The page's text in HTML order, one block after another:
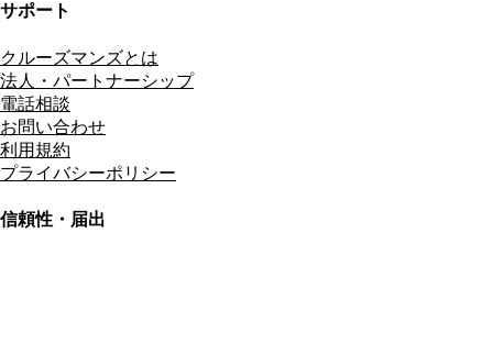
サポート
クルーズマンズとは
法人・パートナーシップ
電話相談
お問い合わせ
利用規約
プライバシーポリシー
信頼性・届出